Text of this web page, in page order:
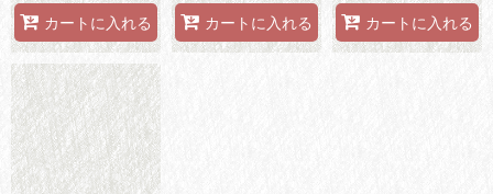
カートに入れる カートに入れる カートに入れる